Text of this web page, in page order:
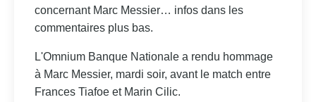
concernant Marc Messier… infos dans les
commentaires plus bas.
L'Omnium Banque Nationale a rendu hommage
à Marc Messier, mardi soir, avant le match entre
Frances Tiafoe et Marin Cilic.